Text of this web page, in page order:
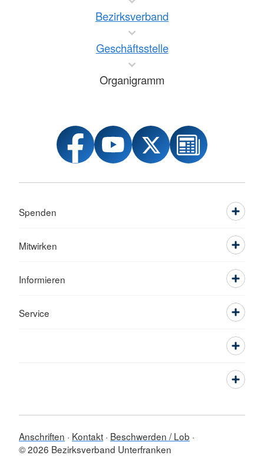
Bezirksverband
Geschäftsstelle
Organigramm
Spenden
Mitwirken
Informieren
Service
Anschriften Kontakt Beschwerden / Lob
© 2026 Bezirksverband Unterfranken